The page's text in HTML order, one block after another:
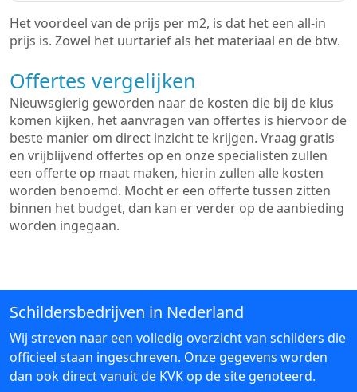
Het voordeel van de prijs per m2, is dat het een all-in
prijs is. Zowel het uurtarief als het materiaal en de btw.
Offertes vergelijken
Nieuwsgierig geworden naar de kosten die bij de klus
komen kijken, het aanvragen van offertes is hiervoor de
beste manier om direct inzicht te krijgen. Vraag gratis
en vrijblijvend offertes op en onze specialisten zullen
een offerte op maat maken, hierin zullen alle kosten
worden benoemd. Mocht er een offerte tussen zitten
binnen het budget, dan kan er verder op de aanbieding
worden ingegaan.
Schildersbedrijven in Nederland
Wij streven naar een volledig overzicht van schilders die
officieel staan ingeschreven. Onze gegevens worden
dan ook direct vanuit de KVK op de site genoteerd.